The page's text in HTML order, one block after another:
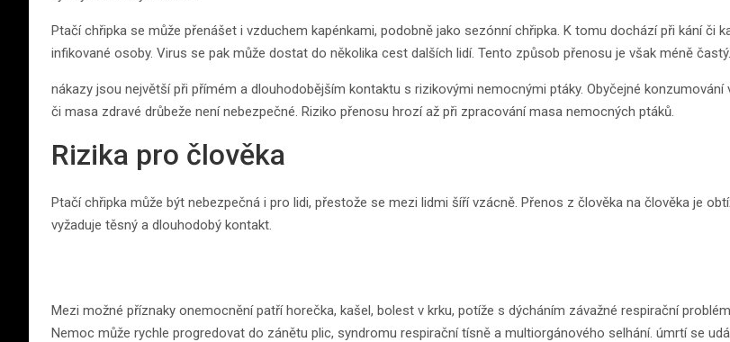
Ptačí chřipka se může přenášet i vzduchem kapénkami, podobně jako sezónní chřipka. K tomu dochází při kání či
infikované osoby. Virus se pak může dostat do několika cest dalších lidí. Tento způsob přenosu je však méně častý.
nákazy jsou největší při přímém a dlouhodobějším kontaktu s rizikovými nemocnými ptáky. Obyčejné konzumování
či masa zdravé drůbeže není nebezpečné. Riziko přenosu hrozí až při zpracování masa nemocných ptáků.
Rizika pro člověka
Ptačí chřipka může být nebezpečná i pro lidi, přestože se mezi lidmi šíří vzácně. Přenos z člověka na člověka je
vyžaduje těsný a dlouhodobý kontakt.
Mezi možné příznaky onemocnění patří horečka, kašel, bolest v krku, potíže s dýcháním závažné respirační
Nemoc může rychle progredovat do zánětu plic, syndromu respirační tísně a multiorgánového selhání. úmrtí se